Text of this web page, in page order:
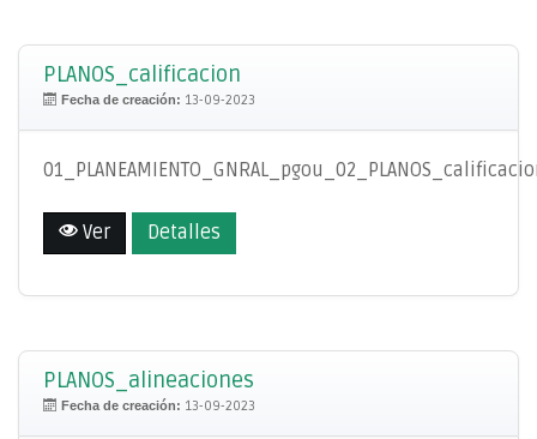
PLANOS_calificacion
Fecha de creación: 13-09-2023
Ver Detalles
PLANOS_alineaciones
Fecha de creación: 13-09-2023